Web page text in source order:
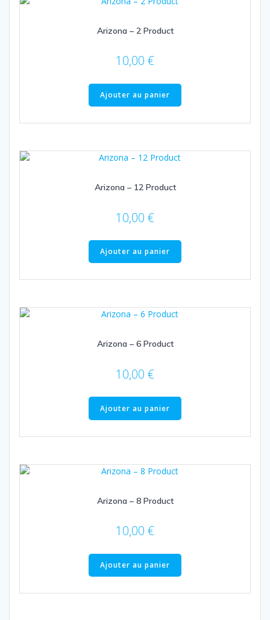
Arizona – 2 Product
10,00 €
Ajouter au panier
Arizona – 12 Product
10,00 €
Ajouter au panier
Arizona – 6 Product
10,00 €
Ajouter au panier
Arizona – 8 Product
10,00 €
Ajouter au panier